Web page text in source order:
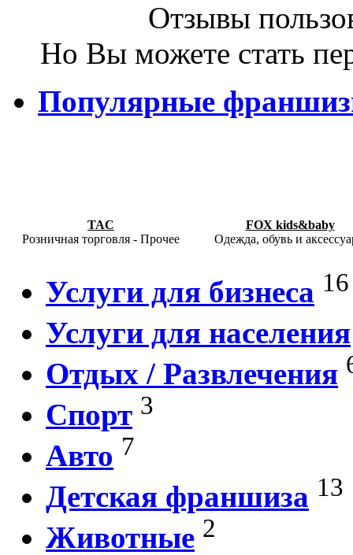
Отзывы
Но Вы можете стать
Популярные
TAC
Розничная торговля - Прочее
FOX kids&baby
Одежда, обувь и
Услуги для бизнеса 16
Услуги для населения
Отдых / Развлечения
Спорт 3
Авто 7
Детская франшиза 13
Животные 2